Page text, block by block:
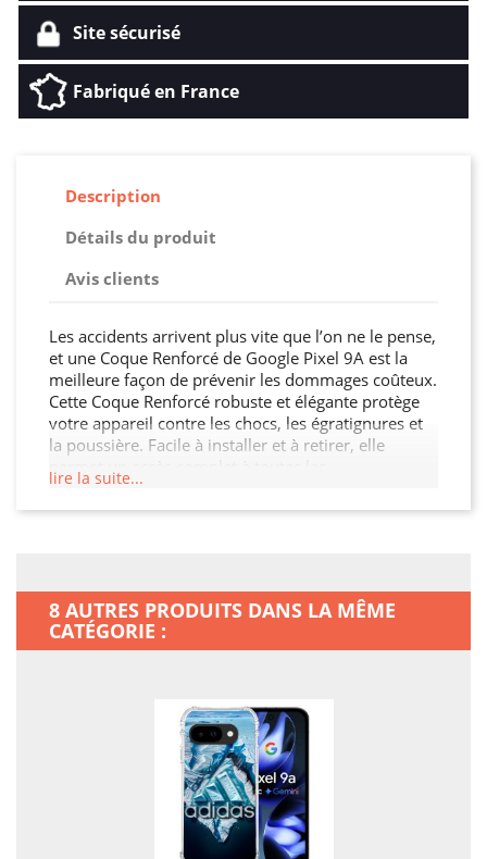
Site sécurisé
Fabriqué en France
Description
Détails du produit
Avis clients
Les accidents arrivent plus vite que l’on ne le pense,
et une Coque Renforcé de Google Pixel 9A est la
meilleure façon de prévenir les dommages coûteux.
Cette Coque Renforcé robuste et élégante protège
votre appareil contre les chocs, les égratignures et
la poussière. Facile à installer et à retirer, elle
fonctionnalités de votre Google Pixel 9A. Ne laissez
pas un accident ruiner votre journée : offrez à votre
lire la suite...
8 AUTRES PRODUITS DANS LA MÊME
CATÉGORIE :